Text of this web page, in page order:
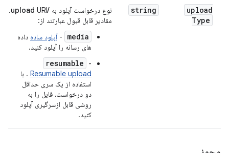
upload
Type
string نوع درخواست آپلود به /upload
URI.
مقادیر قابل قبول عبارتند از:
media
-آپلود ساده داده
های رسانه را آپلود کنید.
resumable
-
Resumable upload . با
استفاده از یک سری حداقل
دو درخواست، فایل را به
روشی قابل ازسرگیری آپلود
کنید.